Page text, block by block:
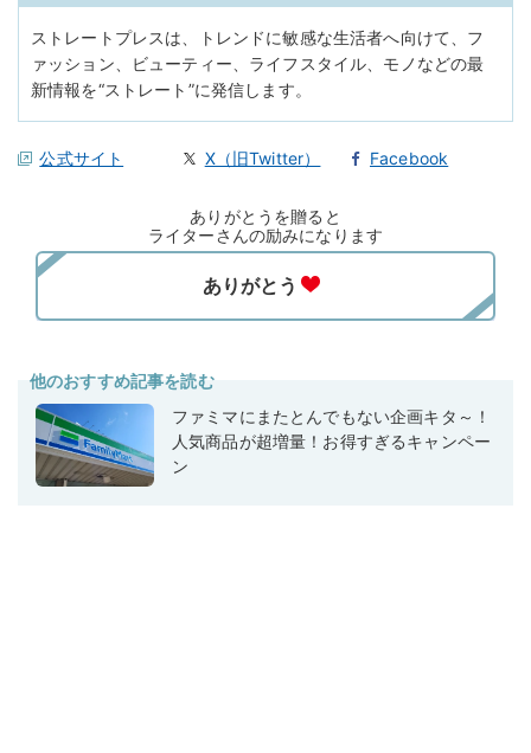
ストレートプレスは、トレンドに敏感な生活者へ向けて、フ
ァッション、ビューティー、ライフスタイル、モノなどの最
新情報を“ストレート”に発信します。
公式サイト X（旧Twitter） Facebook
ありがとうを贈ると
ライターさんの励みになります
他のおすすめ記事を読む
ファミマにまたとんでもない企画キタ～！
人気商品が超増量！お得すぎるキャンペー
ン